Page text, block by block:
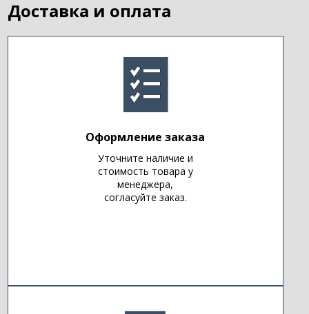
Доставка и оплата
Оформление заказа
Уточните наличие и
стоимость товара у
менеджера,
согласуйте заказ.